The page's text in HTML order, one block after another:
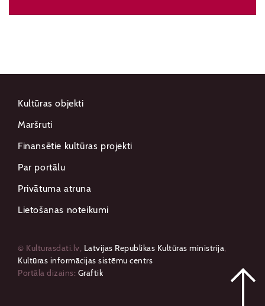
Kultūras objekti
Maršruti
Finansētie kultūras projekti
Par portālu
Privātuma atruna
Lietošanas noteikumi
© Kulturasdati.lv, Latvijas Republikas Kultūras ministrija,
Kultūras informācijas sistēmu centrs
Portāla dizains: Graftik